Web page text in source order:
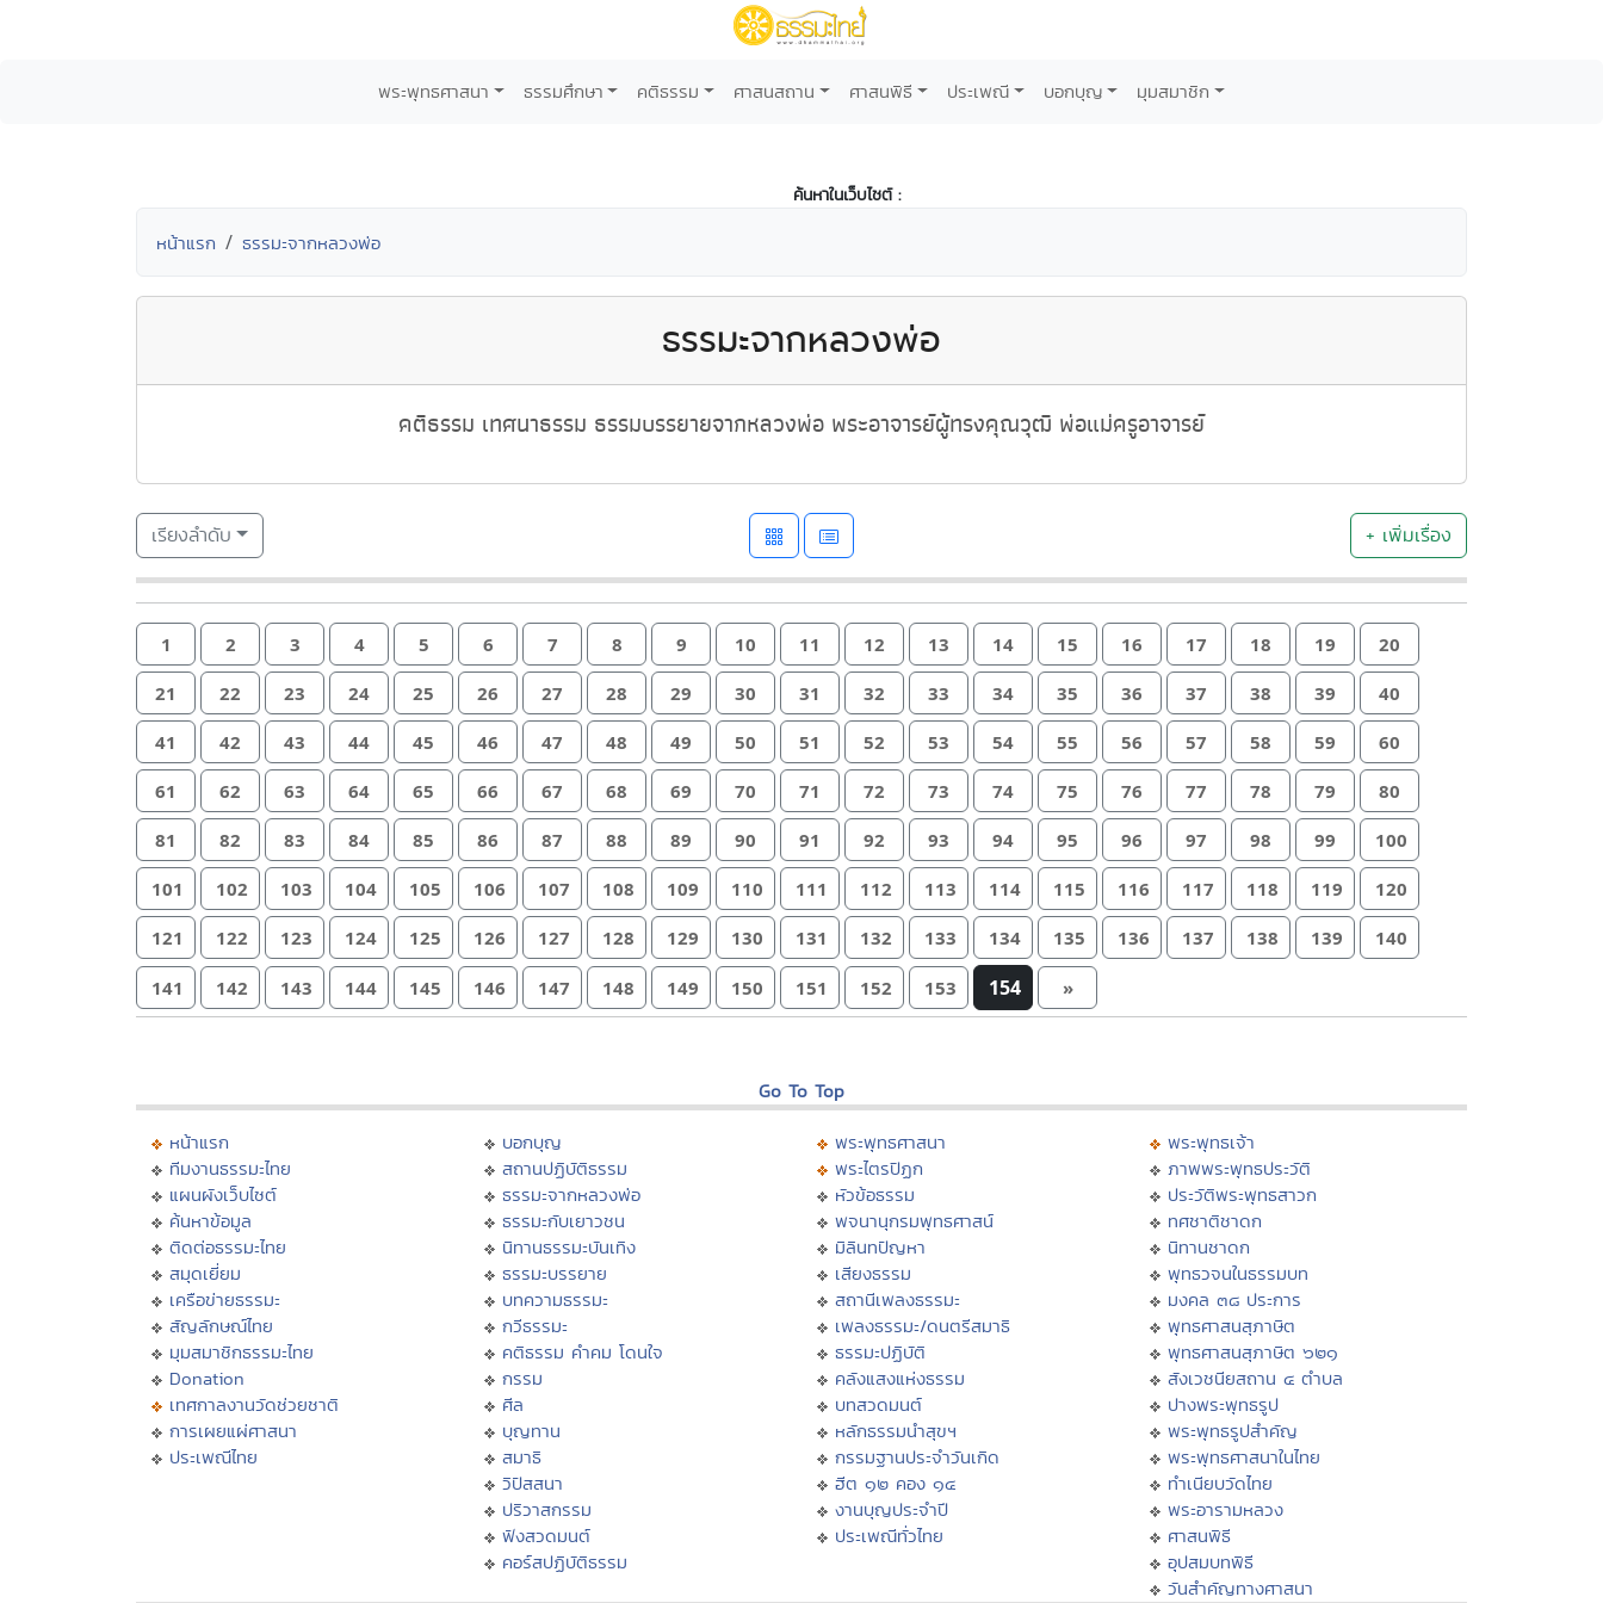
พระพุทธศาสนา ธรรมศึกษา คติธรรม ศาสนสถาน ศาสนพิธี ประเพณี บอกบุญ มุมสมาชิก
ค้นหาในเว็บไซต์ :
หน้าแรก ธรรมะจากหลวงพ่อ
ธรรมะจากหลวงพ่อ
คติธรรม เทศนาธรรม ธรรมบรรยายจากหลวงพ่อ พระอาจารย์ผู้ทรงคุณวุฒิ พ่อแม่ครูอาจารย์
เรียงลำดับ + เพิ่มเรื่อง
1 2 3 4 5 6 7 8 9 10 11 12 13 14 15 16 17 18 19 20
21 22 23 24 25 26 27 28 29 30 31 32 33 34 35 36 37 38 39 40
41 42 43 44 45 46 47 48 49 50 51 52 53 54 55 56 57 58 59 60
61 62 63 64 65 66 67 68 69 70 71 72 73 74 75 76 77 78 79 80
81 82 83 84 85 86 87 88 89 90 91 92 93 94 95 96 97 98 99 100
101 102 103 104 105 106 107 108 109 110 111 112 113 114 115 116 117 118 119 120
121 122 123 124 125 126 127 128 129 130 131 132 133 134 135 136 137 138 139 140
141 142 143 144 145 146 147 148 149 150 151 152 153 154 »
Go To Top
หน้าแรก
ทีมงานธรรมะไทย
แผนผังเว็บไซต์
ค้นหาข้อมูล
ติดต่อธรรมะไทย
สมุดเยี่ยม
เครือข่ายธรรมะ
สัญลักษณ์ไทย
มุมสมาชิกธรรมะไทย
Donation
เทศกาลงานวัดช่วยชาติ
การเผยแผ่ศาสนา
ประเพณีไทย
บอกบุญ
สถานปฏิบัติธรรม
ธรรมะจากหลวงพ่อ
ธรรมะกับเยาวชน
นิทานธรรมะบันเทิง
ธรรมะบรรยาย
บทความธรรมะ
กวีธรรมะ
คติธรรม คำคม โดนใจ
กรรม
ศีล
บุญทาน
สมาธิ
วิปัสสนา
ปริวาสกรรม
ฟังสวดมนต์
คอร์สปฏิบัติธรรม
พระพุทธศาสนา
พระไตรปิฏก
หัวข้อธรรม
พจนานุกรมพุทธศาสน์
มิลินทปัญหา
เสียงธรรม
สถานีเพลงธรรมะ
เพลงธรรมะ/ดนตรีสมาธิ
ธรรมะปฏิบัติ
คลังแสงแห่งธรรม
บทสวดมนต์
หลักธรรมนำสุขฯ
กรรมฐานประจำวันเกิด
ฮีต ๑๒ คอง ๑๔
งานบุญประจำปี
ประเพณีทั่วไทย
พระพุทธเจ้า
ภาพพระพุทธประวัติ
ประวัติพระพุทธสาวก
ทศชาติชาดก
นิทานชาดก
พุทธวจนในธรรมบท
มงคล ๓๘ ประการ
พุทธศาสนสุภาษิต
พุทธศาสนสุภาษิต ๖๒๑
สังเวชนียสถาน ๔ ตำบล
ปางพระพุทธรูป
พระพุทธรูปสำคัญ
พระพุทธศาสนาในไทย
ทำเนียบวัดไทย
พระอารามหลวง
ศาสนพิธี
อุปสมบทพิธี
วันสำคัญทางศาสนา